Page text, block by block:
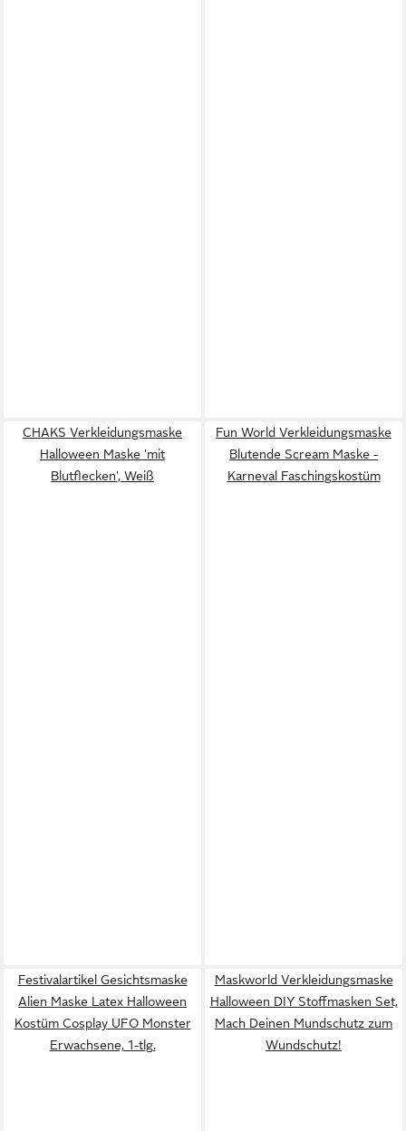
CHAKS Verkleidungsmaske
Halloween Maske 'mit
Blutflecken', Weiß
Fun World Verkleidungsmaske
Blutende Scream Maske -
Karneval Faschingskostüm
Festivalartikel Gesichtsmaske
Alien Maske Latex Halloween
Kostüm Cosplay UFO Monster
Erwachsene, 1-tlg.
Maskworld Verkleidungsmaske
Halloween DIY Stoffmasken Set,
Mach Deinen Mundschutz zum
Wundschutz!